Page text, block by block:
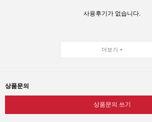
사용후기가 없습니다.
더보기 +
상품문의
상품문의 쓰기